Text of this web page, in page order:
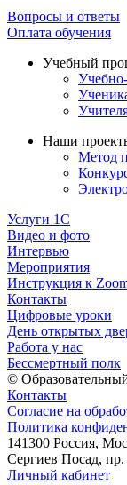
Вопросы и ответы
Оплата обучения
Учебный
Наши
Метод
Услуги 1C
Видео и фото
Интервью
Мероприятия
Инструкция к
Контакты
Цифровые уроки
День открытых
Работа у нас
Бессмертный полк
©
Контакты
Согласие на
Политика
141300 Россия,
Сергиев Посад,
Личный кабинет